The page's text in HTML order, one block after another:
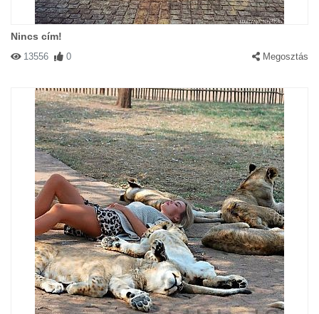
Nincs cím!
13556 0 Megosztás